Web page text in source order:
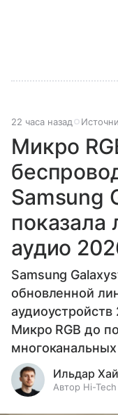
22 часа назад
Микро
Samsung
показала
аудио
Samsung
обновленной
Микро RGB до
Ильдар
Автор Hi-